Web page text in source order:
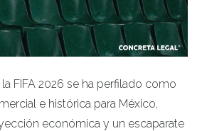
FIFA 2026 se ha perfilado como
e histórica para México,
económica y un escaparate